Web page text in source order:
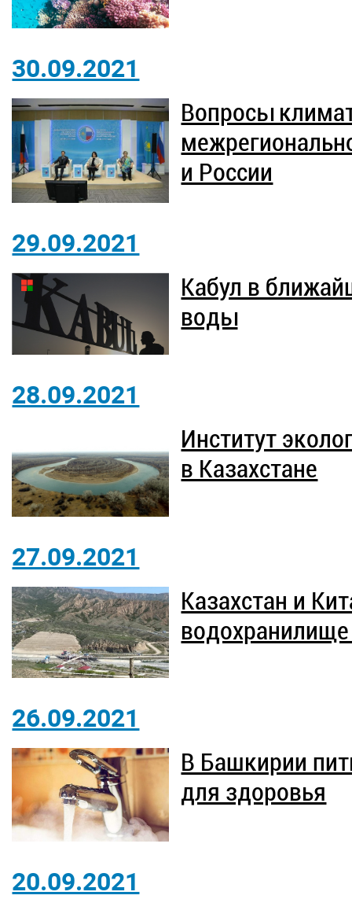
30.09.2021
Вопросы
и России
29.09.2021
Кабул в
воды
28.09.2021
Институт
в Казахстане
27.09.2021
Казахстан и
26.09.2021
В Башкирии
для здоровья
20.09.2021